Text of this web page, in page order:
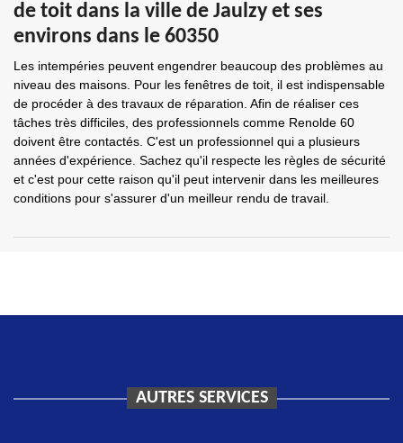
de toit dans la ville de Jaulzy et ses
environs dans le 60350
Les intempéries peuvent engendrer beaucoup des problèmes au
niveau des maisons. Pour les fenêtres de toit, il est indispensable
de procéder à des travaux de réparation. Afin de réaliser ces
tâches très difficiles, des professionnels comme Renolde 60
doivent être contactés. C'est un professionnel qui a plusieurs
années d'expérience. Sachez qu'il respecte les règles de sécurité
et c'est pour cette raison qu'il peut intervenir dans les meilleures
conditions pour s'assurer d'un meilleur rendu de travail.
AUTRES SERVICES